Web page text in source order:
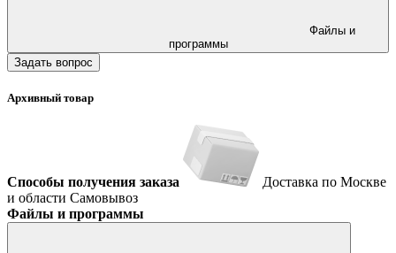
программы
Задать вопрос
Архивный товар
Способы получения заказа
Доставка по Москве
и области Самовывоз
Файлы и программы